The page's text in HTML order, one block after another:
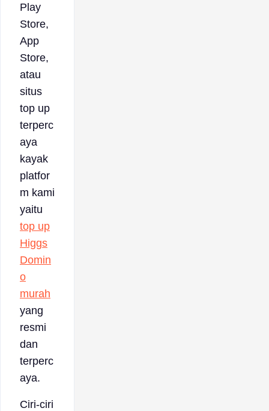
Play
Store,
App
Store,
atau
situs
top up
terperc
aya
kayak
platfor
m kami
yaitu
top up
Higgs
Domin
o
murah
yang
resmi
dan
terperc
aya.
Ciri-ciri